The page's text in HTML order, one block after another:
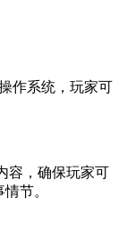
作系统，玩家可
容，确保玩家可
节。